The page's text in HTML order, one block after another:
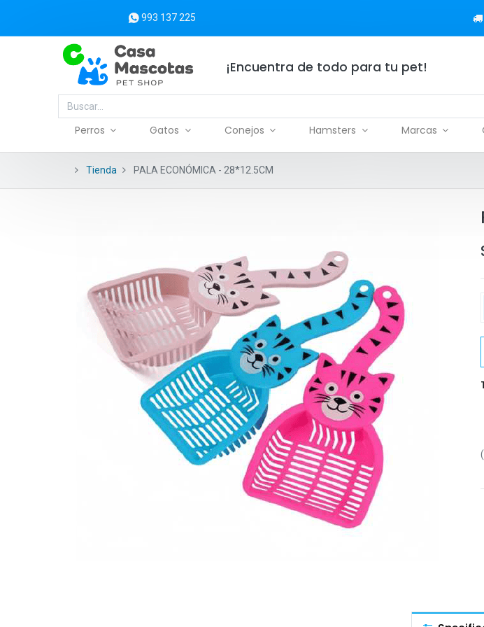
993 137 225
¡Encuentra de todo para tu pet!
Perros Gatos Conejos Hamsters Marcas
Tienda PALA ECONÓMICA - 28*12.5CM